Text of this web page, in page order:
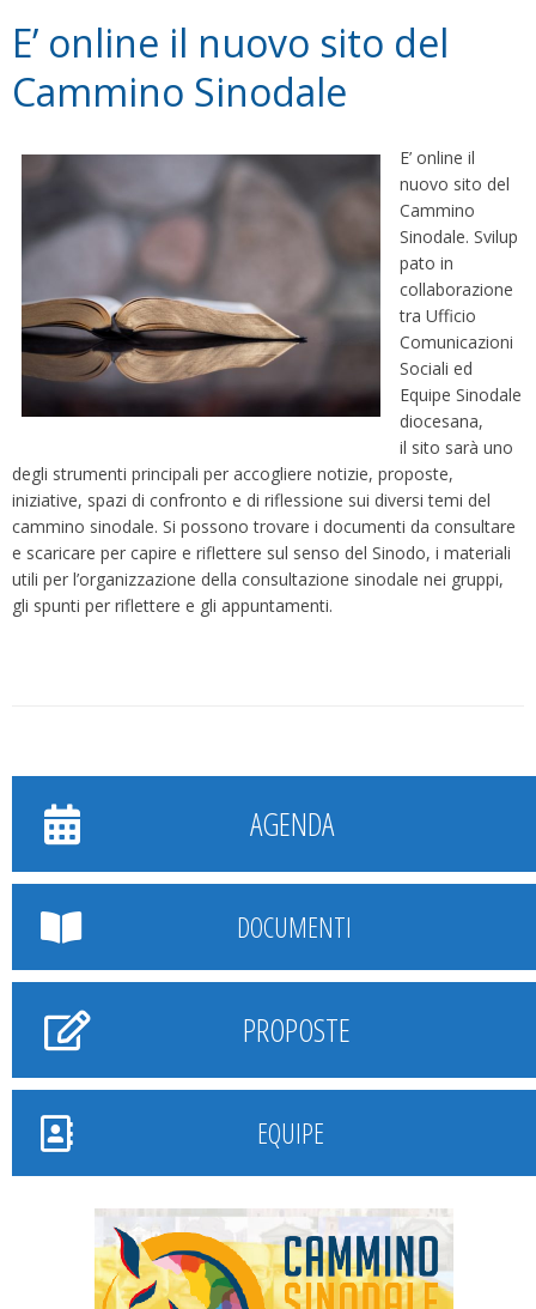
E’ online il nuovo sito del
Cammino Sinodale
E’ online il
nuovo sito del
Cammino
Sinodale. Svilup
pato in
collaborazione
tra Ufficio
Comunicazioni
Sociali ed
Equipe Sinodale
diocesana,
il sito sarà uno
degli strumenti principali per accogliere notizie, proposte,
iniziative, spazi di confronto e di riflessione sui diversi temi del
cammino sinodale. Si possono trovare i documenti da consultare
e scaricare per capire e riflettere sul senso del Sinodo, i materiali
utili per l’organizzazione della consultazione sinodale nei gruppi,
gli spunti per riflettere e gli appuntamenti.
AGENDA
DOCUMENTI
PROPOSTE
EQUIPE